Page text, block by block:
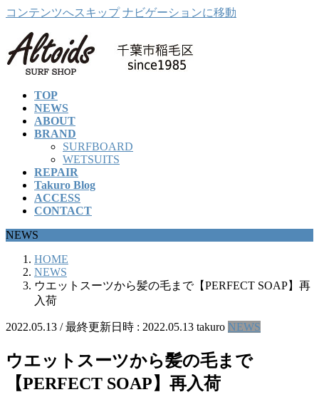
コンテンツへスキップ ナビゲーションに移動
TOP
NEWS
ABOUT
BRAND
SURFBOARD
WETSUITS
REPAIR
Takuro Blog
ACCESS
CONTACT
NEWS
HOME
NEWS
ウエットスーツから髪の毛まで【PERFECT SOAP】再
入荷
2022.05.13 / 最終更新日時 : 2022.05.13 takuro NEWS
ウエットスーツから髪の毛まで
【PERFECT SOAP】再入荷